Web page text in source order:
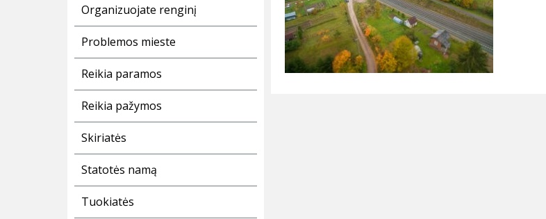
Organizuojate renginį
Problemos mieste
Reikia paramos
Reikia pažymos
Skiriatės
Statotės namą
Tuokiatės